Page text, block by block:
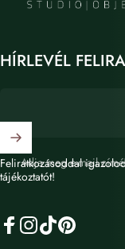
HÍRLEVÉL
Adja meg e-mail
Feliratkozásoddal
tájékoztatót!